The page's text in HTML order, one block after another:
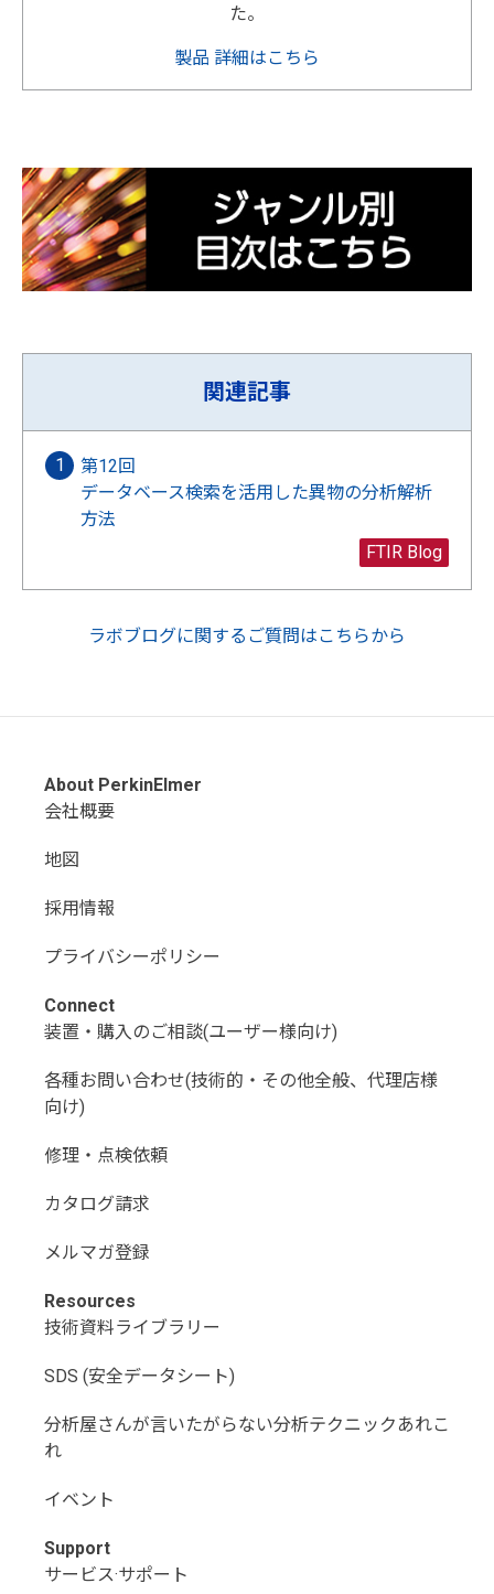
た。
製品 詳細はこちら
関連記事
第12回
データベース検索を活用した異物の分析解析
方法
FTIR Blog
ラボブログに関するご質問はこちらから
About PerkinElmer
会社概要
地図
採用情報
プライバシーポリシー
Connect
装置・購入のご相談(ユーザー様向け)
各種お問い合わせ(技術的・その他全般、代理店様
向け)
修理・点検依頼
カタログ請求
メルマガ登録
Resources
技術資料ライブラリー
SDS (安全データシート)
分析屋さんが言いたがらない分析テクニックあれこ
れ
イベント
Support
サービス·サポート